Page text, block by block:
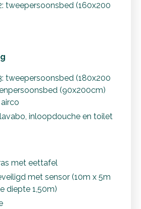
tweepersoonsbed (160x200
tweepersoonsbed (180x200
(90x200cm)
inloopdouche en toilet
met eettafel
met sensor (10m x 5m
diepte 1,50m)